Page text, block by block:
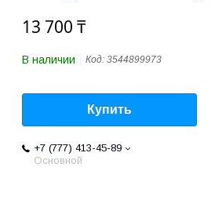
13 700 ₸
В наличии Код: 3544899973
Купить
+7 (777) 413-45-89
Основной